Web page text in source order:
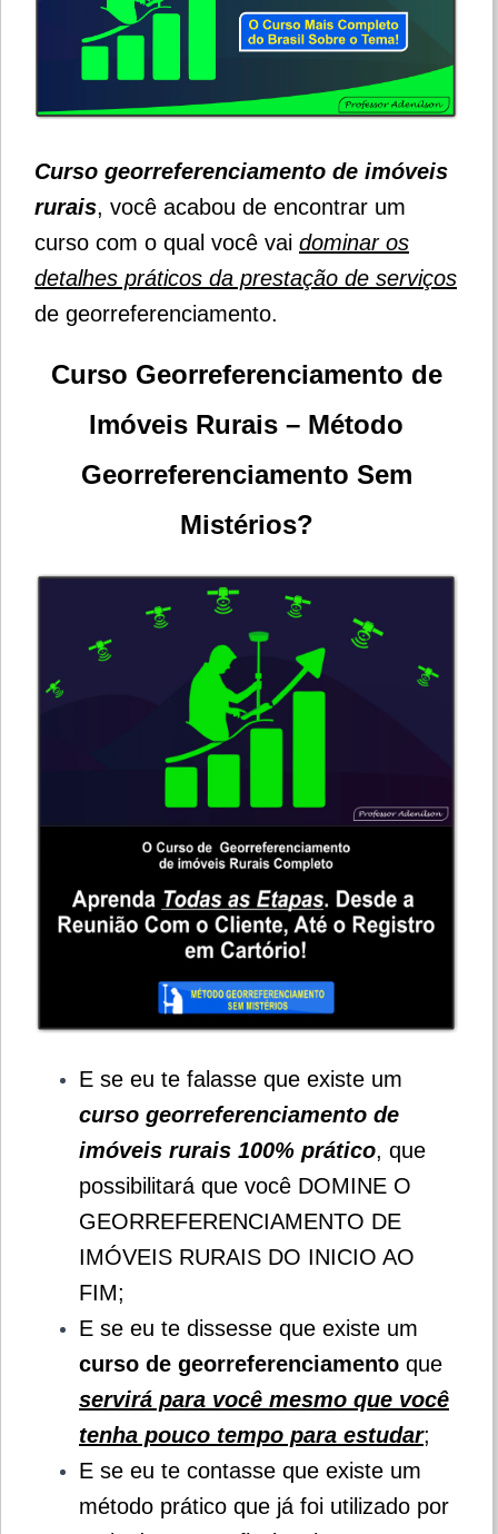
Curso georreferenciamento de imóveis
rurais, você acabou de encontrar um
curso com o qual você vai dominar os
detalhes práticos da prestação de serviços
de georreferenciamento.
Curso Georreferenciamento de
Imóveis Rurais – Método
Georreferenciamento Sem
Mistérios?
E se eu te falasse que existe um
curso georreferenciamento de
imóveis rurais 100% prático, que
possibilitará que você DOMINE O
GEORREFERENCIAMENTO DE
IMÓVEIS RURAIS DO INICIO AO
FIM;
E se eu te dissesse que existe um
curso de georreferenciamento que
servirá para você mesmo que você
tenha pouco tempo para estudar;
E se eu te contasse que existe um
método prático que já foi utilizado por